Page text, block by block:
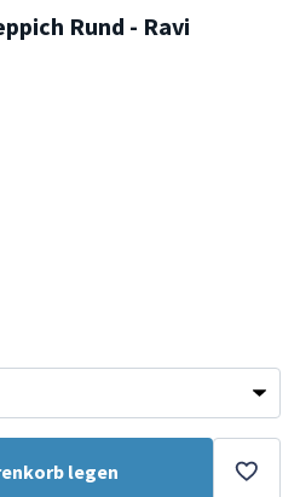
Rund - Ravi
legen